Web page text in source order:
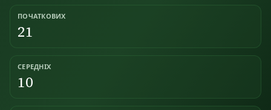
ПОЧАТКОВИХ
21
СЕРЕДНІХ
10